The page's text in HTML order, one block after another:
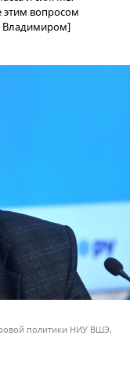
этим вопросом
Владимиром]
политики НИУ ВШЭ,